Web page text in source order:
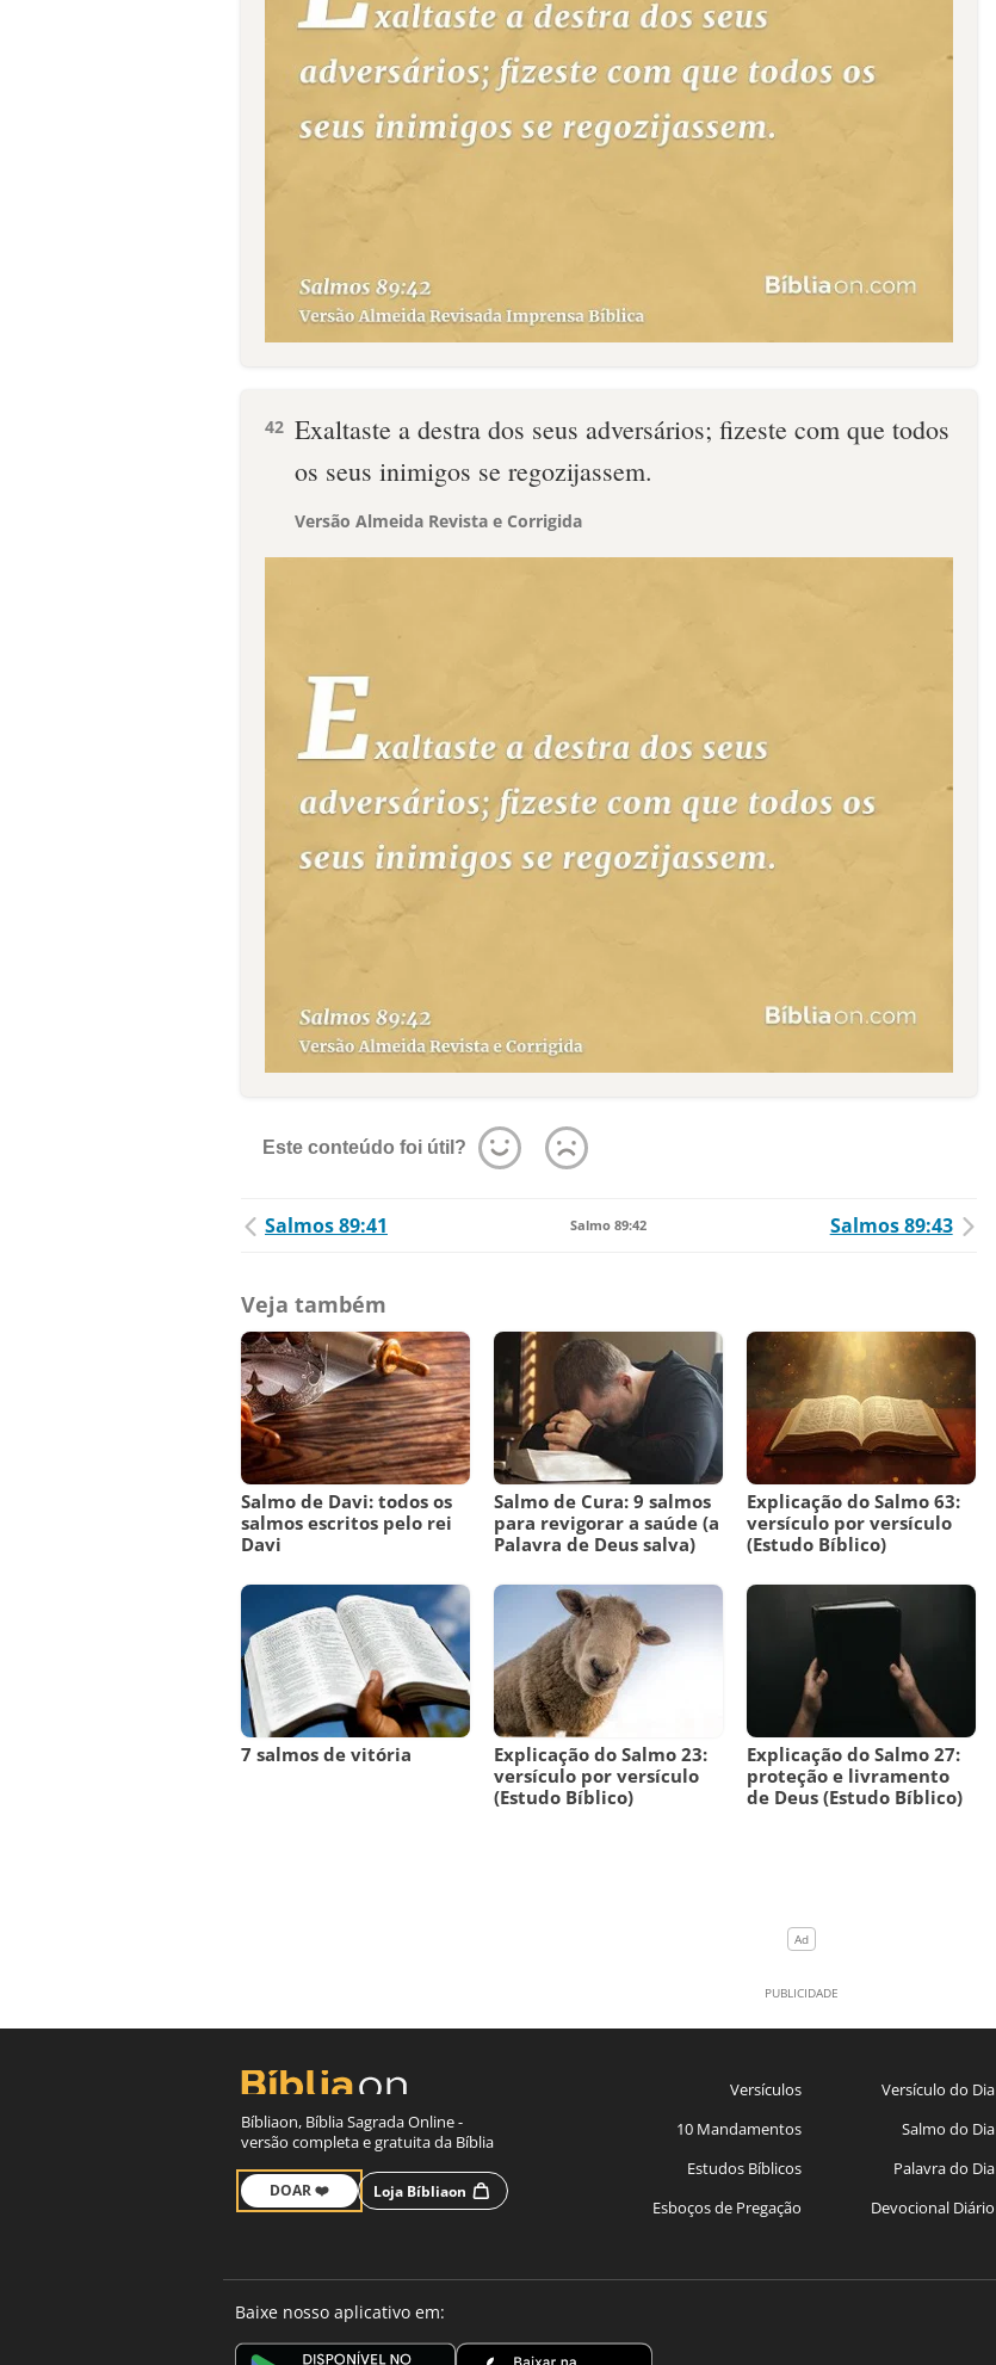
42 Exaltaste a destra dos seus adversários; fizeste com que todos
os seus inimigos se regozijassem.
Versão Almeida Revista e Corrigida
Este conteúdo foi útil?
Salmos 89:41 Salmo 89:42 Salmos 89:43
Veja também
Salmo de Davi: todos os
salmos escritos pelo rei
Davi
Salmo de Cura: 9 salmos
para revigorar a saúde (a
Palavra de Deus salva)
Explicação do Salmo 63:
versículo por versículo
(Estudo Bíblico)
7 salmos de vitória
Explicação do Salmo 23:
versículo por versículo
(Estudo Bíblico)
Explicação do Salmo 27:
proteção e livramento
de Deus (Estudo Bíblico)
Bíbliaon, Bíblia Sagrada Online -
versão completa e gratuita da Bíblia
DOAR ❤️ Loja Bíbliaon
Versículos
10 Mandamentos
Estudos Bíblicos
Esboços de Pregação
Versículo do Dia
Salmo do Dia
Palavra do Dia
Devocional Diário
Baixe nosso aplicativo em: